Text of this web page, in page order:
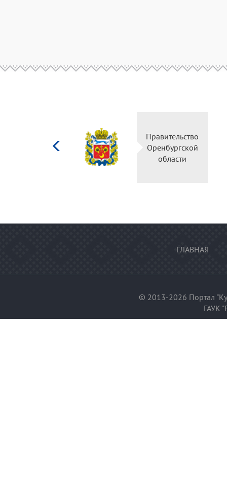
Правительство
Оренбургской
области
ГЛАВНАЯ
© 2013-2026 Портал
ГАУК